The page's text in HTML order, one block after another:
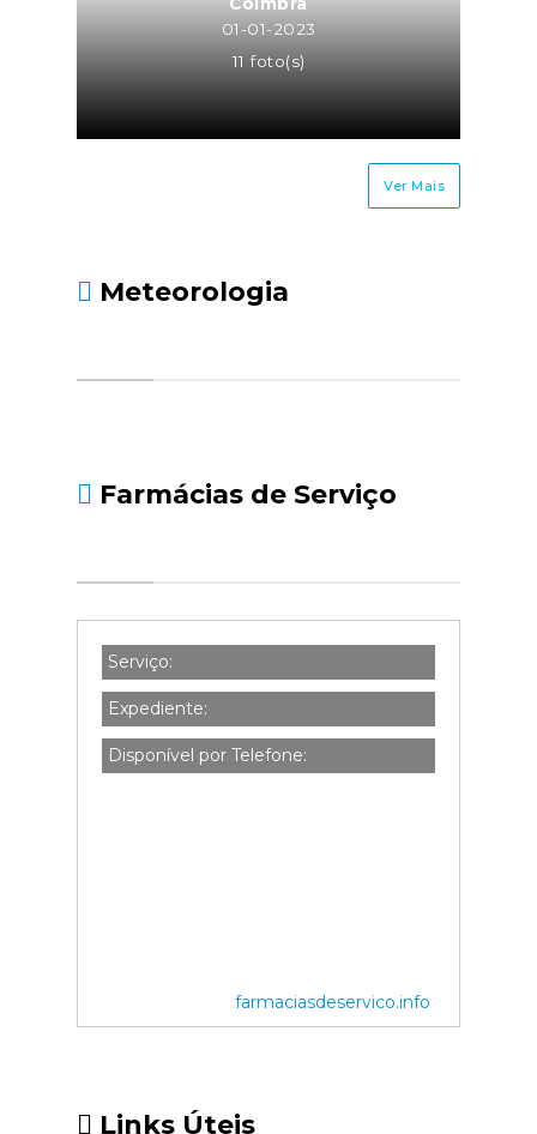
01-01-2023
11 foto(s)
Ver Mais
Meteorologia
Farmácias de Serviço
Serviço:
Expediente:
Disponível por Telefone:
farmaciasdeservico.info
Links Úteis